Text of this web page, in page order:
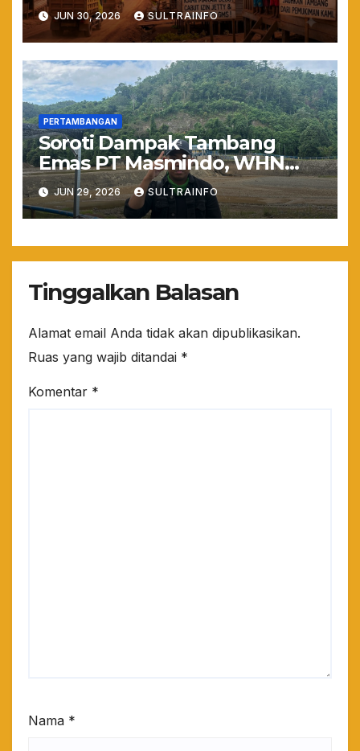
Legalitas Jetty PT GMS di
Tengah Permukiman
JUN 30, 2026 SULTRAINFO
PERTAMBANGAN
​Soroti Dampak Tambang
Emas PT Masmindo, WHN
Bakal Surati Presiden
Prabowo Terkait Kondisi
Luwu
JUN 29, 2026 SULTRAINFO
Tinggalkan Balasan
Alamat email Anda tidak akan dipublikasikan.
Ruas yang wajib ditandai *
Komentar *
Nama *